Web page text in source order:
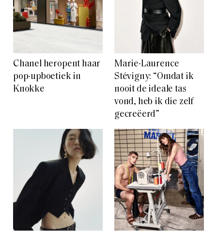
Chanel heropent haar
pop-upboetiek in
Knokke
Marie-Laurence
Stévigny: “Omdat ik
nooit de ideale tas
vond, heb ik die zelf
gecreëerd”